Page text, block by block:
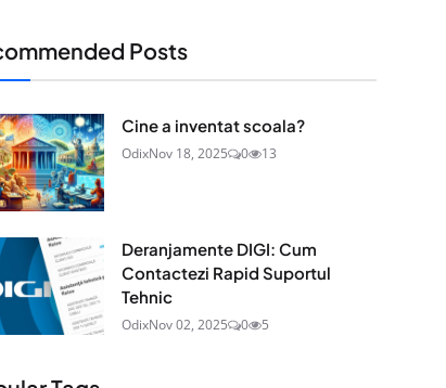
Posts
Cine a inventat scoala?
OdixNov 18, 2025 0 13
Deranjamente DIGI: Cum
Contactezi Rapid Suportul
Tehnic
OdixNov 02, 2025 0 5